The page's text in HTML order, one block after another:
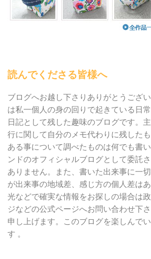
読んでくださる皆様へ
ブログへお越し下さりありがとうござ
は私一個人の身の回りで起きている日
日記として残した趣味のブログです。
行に関して自分のメモ代わりに残した
ある事について調べたものは何でも書
ンドのオフィシャルブログとして委託
ありません。また、書いた出来事に一
が出来事の地域差、感じ方の個人差は
光などで確実な情報をお探しの場合は
ジなどの公式ページへお問い合わせ下
申し上げます。このブログを楽しんで
す 。